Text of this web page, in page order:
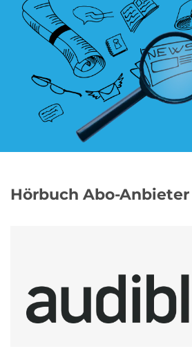
Blumen Abo
eBook Abo
Musik-Streaming Abo
Hörbuch Abo-Anbieter